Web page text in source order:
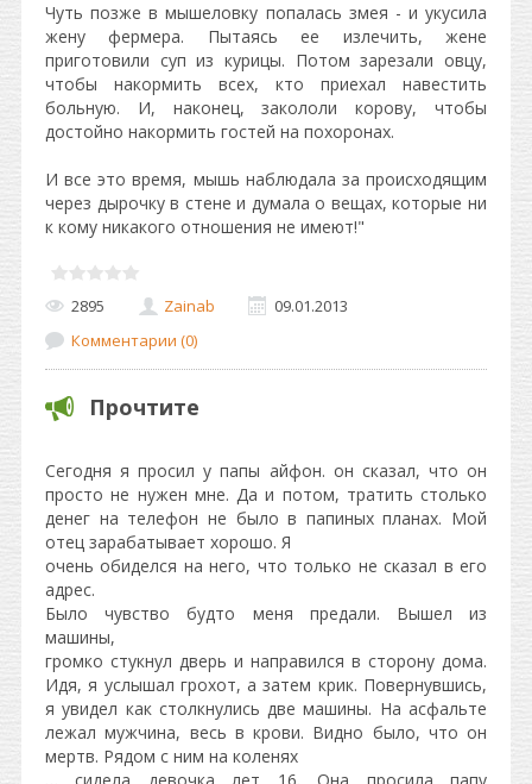
Чуть позже в мышеловку попалась змея - и укусила
жену фермера. Пытаясь ее излечить, жене
приготовили суп из курицы. Потом зарезали овцу,
чтобы накормить всех, кто приехал навестить
больную. И, наконец, закололи корову, чтобы
достойно накормить гостей на похоронах.
И все это время, мышь наблюдала за происходящим
через дырочку в стене и думала о вещах, которые ни
к кому никакого отношения не имеют!"
2895 Zainab
09.01.2013
Комментарии (0)
Прочтите
Cегодня я просил у папы айфон. он сказал, что он
просто не нужен мне. Да и потом, тратить столько
денег на телефон не было в папиных планах. Мой
отец зарабатывает хорошо. Я
очень обиделся на него, что только не сказал в его
адрес.
Было чувство будто меня предали. Вышел из
машины,
громко стукнул дверь и направился в сторону дома.
Идя, я услышал грохот, а затем крик. Повернувшись,
я увидел как столкнулись две машины. На асфальте
лежал мужчина, весь в крови. Видно было, что он
мертв. Рядом с ним на коленях